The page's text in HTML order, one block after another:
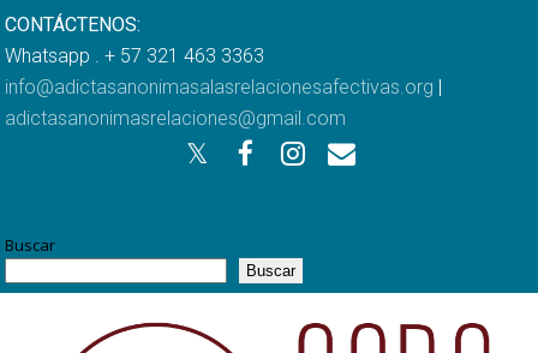
CONTÁCTENOS:
Whatsapp . + 57 321 463 3363
info@adictasanonimasalasrelacionesafectivas.org |
adictasanonimasrelaciones@gmail.com
Buscar
Buscar